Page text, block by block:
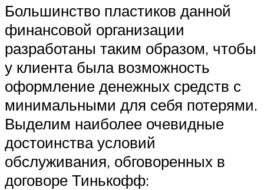
Большинство пластиков данной
финансовой организации
разработаны таким образом, чтобы
у клиента была возможность
оформление денежных средств с
минимальными для себя потерями.
Выделим наиболее очевидные
достоинства условий
обслуживания, обговоренных в
договоре Тинькофф: